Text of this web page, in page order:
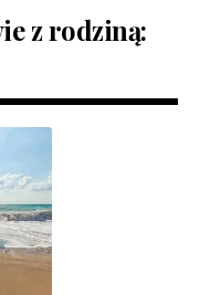
z rodziną: